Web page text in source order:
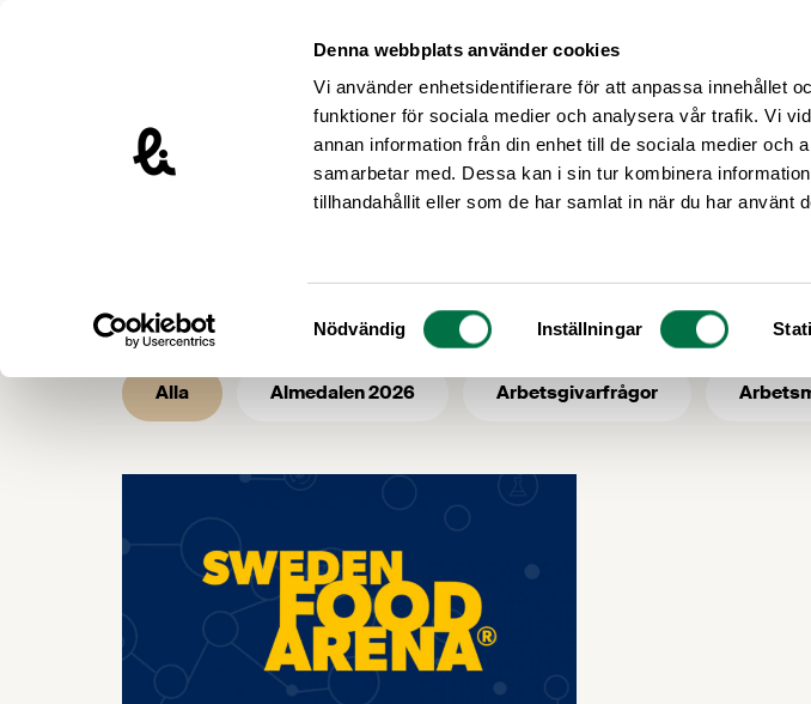
Denna webbplats använder cookies
Vi använder enhetsidentifierare för att anpassa innehållet
funktioner för sociala medier och analysera vår trafik. Vi
annan information från din enhet till de sociala medier och
samarbetar med. Dessa kan i sin tur kombinera
tillhandahållit eller som de har samlat in när du har använt
Samtyckesval
Nödvändig Inställningar
Livsmedelsföretagen – till startsidan
Livsmedelsföretagen / Nyhetsarkiv / Agenda
Nyhetsarkiv - ämne:
Alla Almedalen 2026 Arbetsgivarfrågor